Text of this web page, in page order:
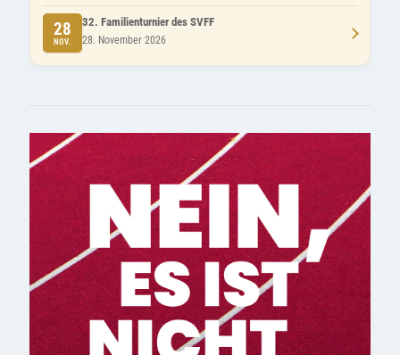
28
NOV.
32. Familienturnier des SVFF
28. November 2026